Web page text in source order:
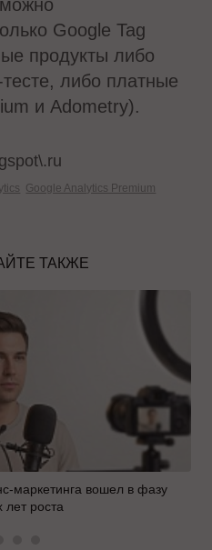
Google Tag
продукты либо
либо платные
и Adometry).
Google Analytics Premium
ТАКЖЕ
маркетинга вошел в фазу
лет роста